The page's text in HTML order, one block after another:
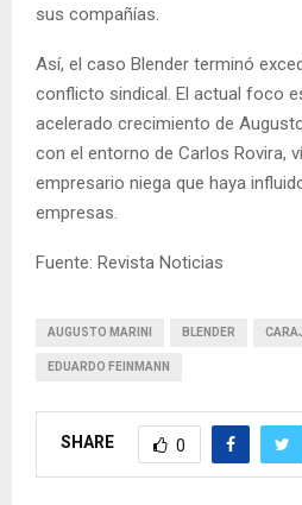
sus compañías.
Así, el caso Blender terminó
conflicto sindical. El actual foco
acelerado crecimiento de
con el entorno de Carlos Rovira,
empresario niega que haya
empresas.
Fuente: Revista Noticias
AUGUSTO MARINI BLENDER
EDUARDO FEINMANN
SHARE 0